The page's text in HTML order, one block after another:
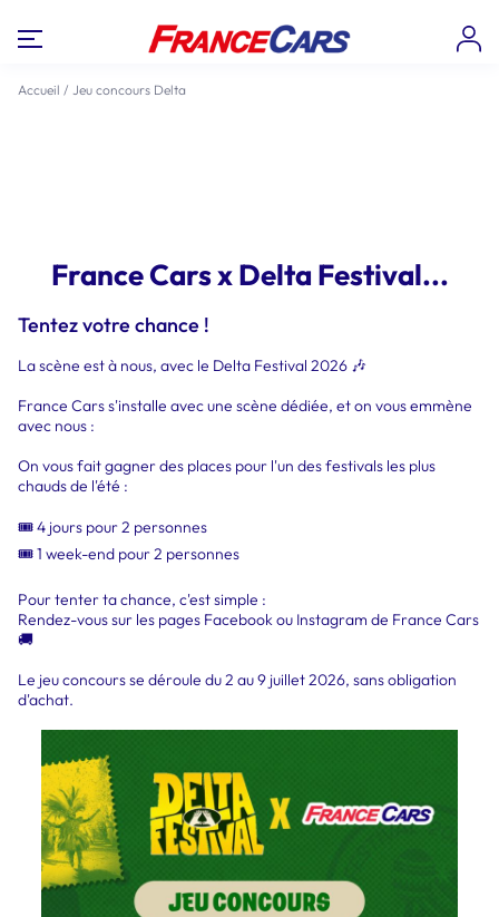
Accueil / Jeu concours Delta
France Cars x Delta Festival...
Tentez votre chance !
La scène est à nous, avec le Delta Festival 2026 🎶
France Cars s'installe avec une scène dédiée, et on vous emmène
avec nous :
On vous fait gagner des places pour l'un des festivals les plus
chauds de l'été :
🎟️ 4 jours pour 2 personnes
🎟️ 1 week-end pour 2 personnes
Pour tenter ta chance, c'est simple :
Rendez-vous sur les pages Facebook ou Instagram de France Cars
🚚
Le jeu concours se déroule du 2 au 9 juillet 2026, sans obligation
d'achat.